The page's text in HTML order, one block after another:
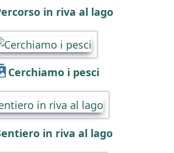
Percorso in riva al lago
Cerchiamo i pesci
Sentiero in riva al lago